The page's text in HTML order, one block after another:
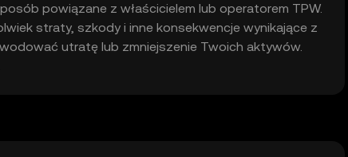
powiązane z właścicielem lub operatorem TPW.
straty, szkody i inne konsekwencje wynikające z
utratę lub zmniejszenie Twoich aktywów.